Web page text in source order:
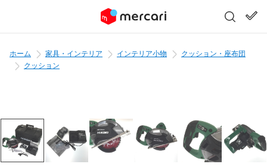
ホーム 家具・インテリア インテリア小物
クッション・座布団
クッション